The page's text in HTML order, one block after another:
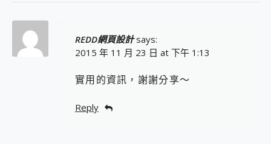
REDD網頁設計 says:
2015 年 11 月 23 日 at 下午 1:13
實用的資訊，謝謝分享～
Reply